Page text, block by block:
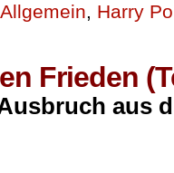
Allgemein, Harry
Frieden
aus